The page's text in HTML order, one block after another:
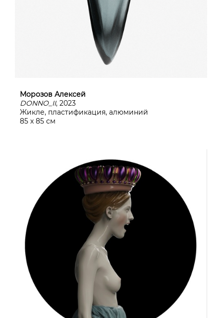
Морозов Алексей
DONNO_II, 2023
Жикле, пластификация, алюминий
85 х 85 см